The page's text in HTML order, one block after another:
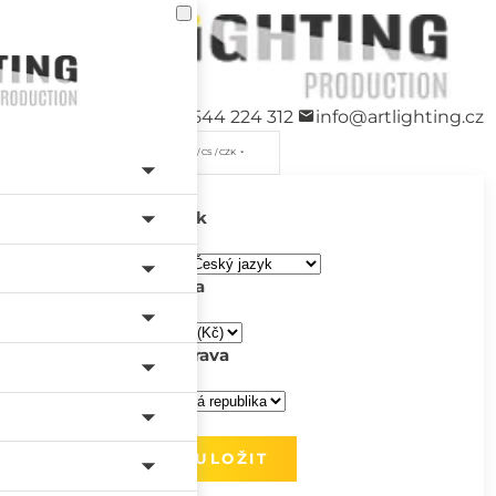
+420 544 224 312 info@artlighting.cz
/ CS / CZK
Jazyk
Měna
Doprava